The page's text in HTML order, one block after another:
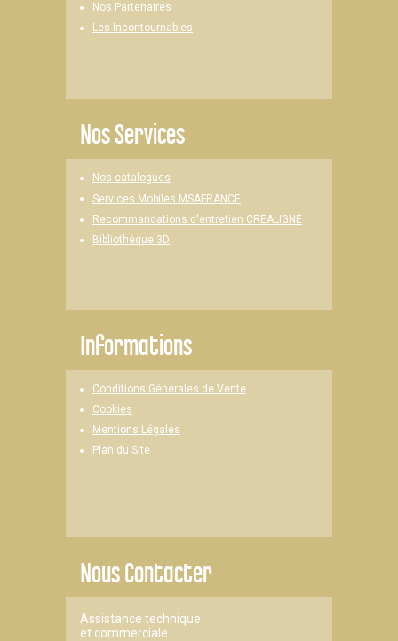
Nos Partenaires
Les Incontournables
Nos Services
Nos catalogues
Services Mobiles MSAFRANCE
Recommandations d'entretien CREALIGNE
Bibliothèque 3D
Informations
Conditions Générales de Vente
Cookies
Mentions Légales
Plan du Site
Nous Contacter
Assistance technique
et commerciale